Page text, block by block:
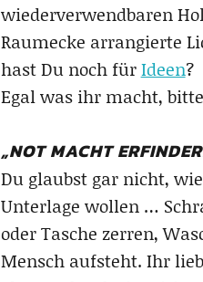
wiederverwendbaren
Raumecke arrangierte
hast Du noch fürIdeen?
Egal was ihr macht,
„NOT MACHT
Du glaubst gar nicht,
Unterlage wollen …
oder Tasche zerren,
Mensch aufsteht. Ihr